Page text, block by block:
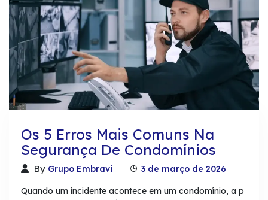
Os 5 Erros Mais Comuns Na
Segurança De Condomínios
By Grupo Embravi 3 de março de 2026
Quando um incidente acontece em um condomínio, a p